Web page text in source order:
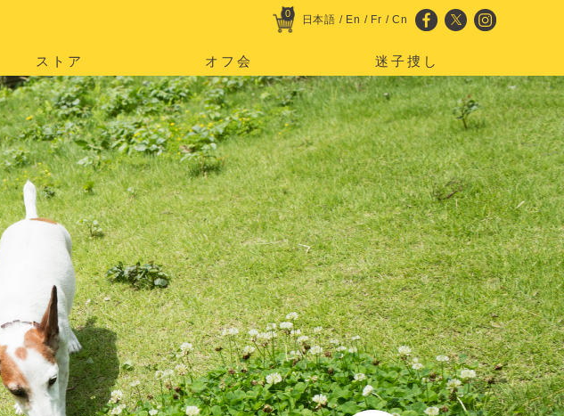
0 日本語 / En / Fr /Cn
ストア オフ会 迷子捜し